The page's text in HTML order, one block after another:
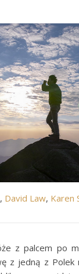
, David Law, Karen
z pal­cem po
z jedną z Pol­ek